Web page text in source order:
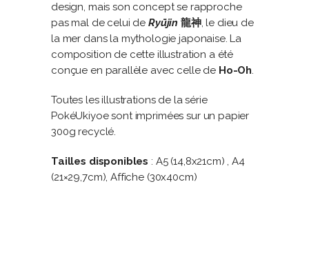
design, mais son concept se rapproche
pas mal de celui de Ryūjin 龍神, le dieu de
la mer dans la mythologie japonaise. La
composition de cette illustration a été
conçue en parallèle avec celle de Ho-Oh.
Toutes les illustrations de la série
PokéUkiyoe sont imprimées sur un papier
300g recyclé.
Tailles disponibles : A5 (14,8x21cm) , A4
(21×29,7cm), Affiche (30x40cm)